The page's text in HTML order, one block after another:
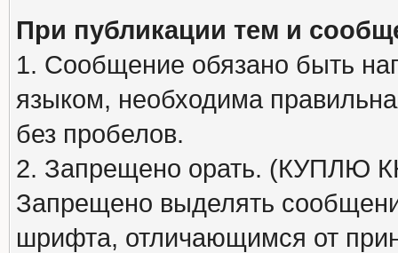
При публикации тем и
1. Сообщение обязано быть
языком, необходима
без пробелов.
2. Запрещено орать. (КУПЛЮ
Запрещено выделять
шрифта, отличающимся от